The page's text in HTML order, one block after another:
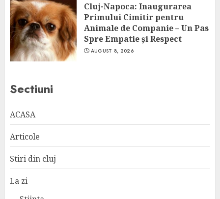
Cluj-Napoca: Inaugurarea
Primului Cimitir pentru
Animale de Companie – Un Pas
Spre Empatie și Respect
AUGUST 8, 2026
Sectiuni
ACASA
Articole
Stiri din cluj
La zi